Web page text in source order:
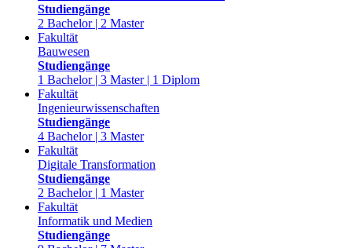
Studiengänge
2 Bachelor | 2 Master
Fakultät
Bauwesen
Studiengänge
1 Bachelor | 3 Master | 1 Diplom
Fakultät
Ingenieurwissenschaften
Studiengänge
4 Bachelor | 3 Master
Fakultät
Digitale Transformation
Studiengänge
2 Bachelor | 1 Master
Fakultät
Informatik und Medien
Studiengänge